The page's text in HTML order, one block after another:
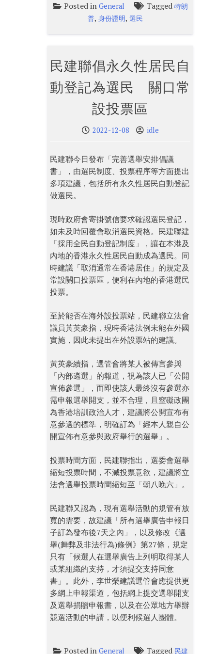
Posted in General Tagged 特朗
普,身份證明,選民
民建聯倡永久性居民自
動登記為選民 關口常
設投票區
2022-12-08 idle
民建聯今日發布「完善選舉安排倡議
書」，由選民制度、投票程序等方面提出
多項建議，包括所有永久性居民自動登記
做選民。
現時政府會寄掛號信要求確認選民登記，
如未及時回覆會取消選民資格。民建聯建
「採用全民自動登記制度」，讓在本港及
內地的香港永久性居民自動成為選民。同
時建議「取消通常在香港居住」的規定及
常設關口投票區，便利在內地的香港選民
投票。
至於能否在海外設投票站，民建聯立法會
議員黃英豪指，現時香港法例未能在外國
實施，因此未提出在外設票站的建議。
黃英豪續指，選管會將某人被傳言參與
「內部遴選」的報道，視為該人已「公開
宣佈參選」，而即使該人最終沒有參選亦
需申報選舉開支，並不合理，且窒礙政團
為香港培訓政治人才，建議將公開宣布有
意參選的標準，明確訂為「經本人親自公
開宣佈有意參與政府舉行的選舉」。
投票時間方面，民建聯指出，選委會選舉
縮短投票時間，不減投票意欲，建議將立
法會選舉投票時間縮短至「朝八晚六」。
民建聯又認為，現有選舉活動的規管有放
寬的需要，故建議「所有選舉廣告申報日
子訂為發布後7天之內」，以及修改《選
舉(舞弊及非法行為)條例》第27條，規定
只有「候選人在選舉廣告上列明取得某人
或某組織的支持，才須提交支持同意
書」。此外，李世榮建議選管會應提供更
多網上申報渠道，包括網上提交選舉開支
及選舉捐贈申報書，以及在公眾地方舉辦
競選活動的申請，以便利候選人團體。
Posted in General Tagged 民建